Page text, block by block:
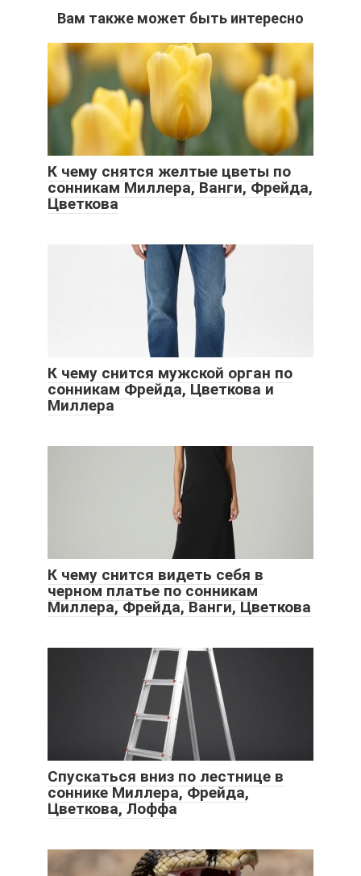
Вам также может быть интересно
К чему снятся желтые цветы по
сонникам Миллера, Ванги, Фрейда,
Цветкова
К чему снится мужской орган по
сонникам Фрейда, Цветкова и
Миллера
К чему снится видеть себя в
черном платье по сонникам
Миллера, Фрейда, Ванги, Цветкова
Спускаться вниз по лестнице в
соннике Миллера, Фрейда,
Цветкова, Лоффа